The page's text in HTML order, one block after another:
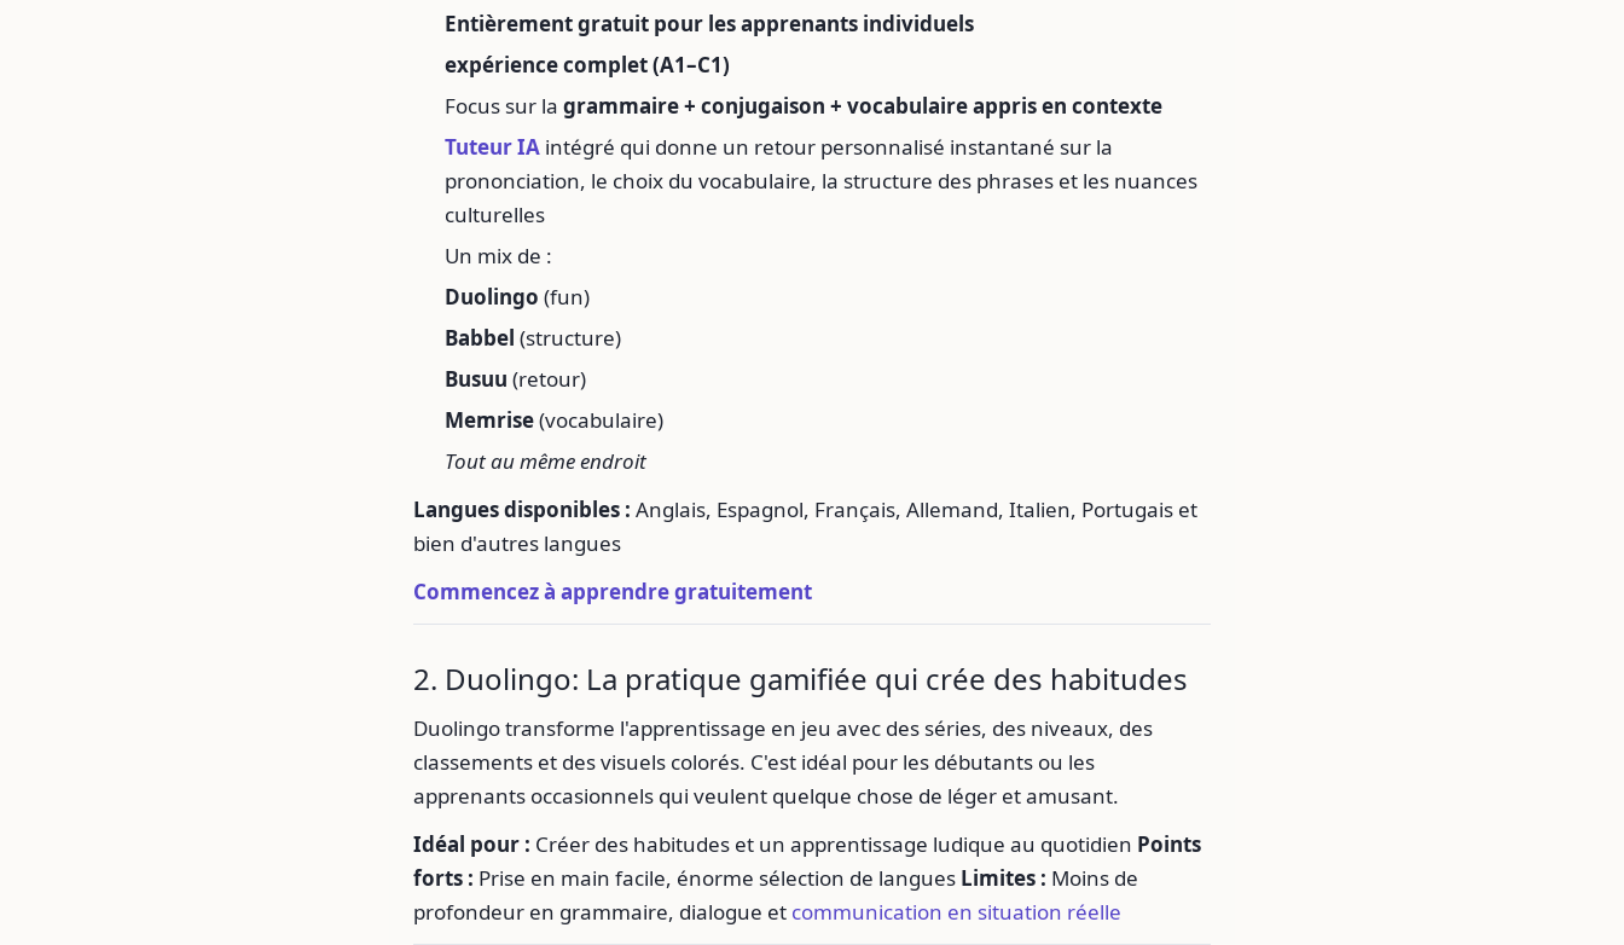
Entièrement gratuit pour les apprenants individuels
expérience complet (A1–C1)
Focus sur la grammaire + conjugaison + vocabulaire appris en contexte
Tuteur IA intégré qui donne un retour personnalisé instantané sur la
prononciation, le choix du vocabulaire, la structure des phrases et les nuances
culturelles
Un mix de :
Duolingo (fun)
Babbel (structure)
Busuu (retour)
Memrise(vocabulaire)
Tout au même endroit
Langues disponibles : Anglais, Espagnol, Français, Allemand, Italien, Portugais et
bien d'autres langues
Commencez à apprendre gratuitement
2. Duolingo: La pratique gamifiée qui crée des habitudes
Duolingo transforme l'apprentissage en jeu avec des séries, des niveaux, des
classements et des visuels colorés. C'est idéal pour les débutants ou les
apprenants occasionnels qui veulent quelque chose de léger et amusant.
Idéal pour : Créer des habitudes et un apprentissage ludique au quotidien Points
forts : Prise en main facile, énorme sélection de langues Limites : Moins de
profondeur en grammaire, dialogue et communication en situation réelle